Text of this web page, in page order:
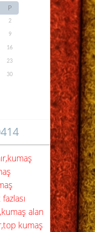
P
2
9
16
23
30
alan
kumaş